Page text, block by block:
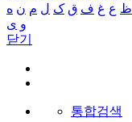
ظ ع غ ف ق ک ل م ن ه
و ی
닫기
통합검색